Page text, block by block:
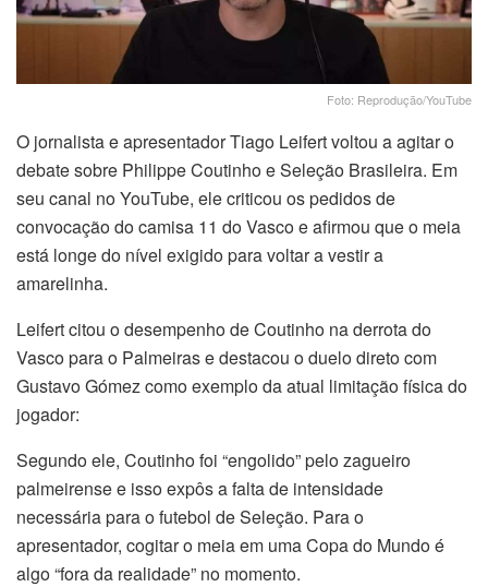
Foto: Reprodução/YouTube
O jornalista e apresentador Tiago Leifert voltou a agitar o
debate sobre Philippe Coutinho e Seleção Brasileira. Em
seu canal no YouTube, ele criticou os pedidos de
convocação do camisa 11 do Vasco e afirmou que o meia
está longe do nível exigido para voltar a vestir a
amarelinha.
Leifert citou o desempenho de Coutinho na derrota do
Vasco para o Palmeiras e destacou o duelo direto com
Gustavo Gómez como exemplo da atual limitação física do
jogador:
Segundo ele, Coutinho foi “engolido” pelo zagueiro
palmeirense e isso expôs a falta de intensidade
necessária para o futebol de Seleção. Para o
apresentador, cogitar o meia em uma Copa do Mundo é
algo “fora da realidade” no momento.